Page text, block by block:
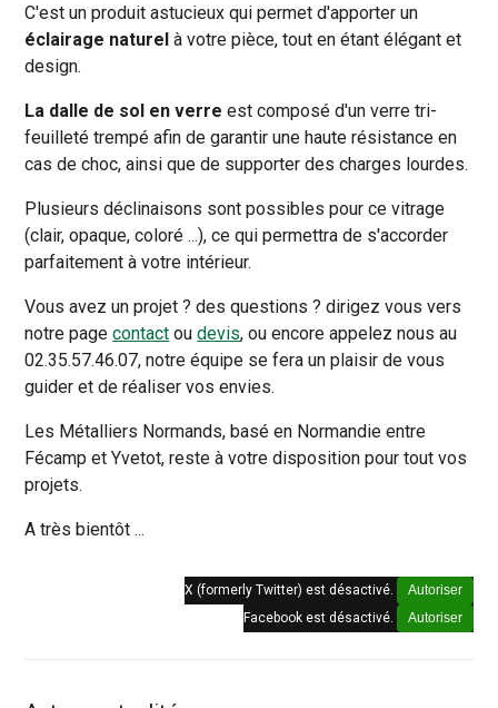
C'est un produit astucieux qui permet d'apporter un
éclairage naturel à votre pièce, tout en étant élégant et
design.
La dalle de sol en verre est composé d'un verre tri-
feuilleté trempé afin de garantir une haute résistance en
cas de choc, ainsi que de supporter des charges lourdes.
Plusieurs déclinaisons sont possibles pour ce vitrage
(clair, opaque, coloré ...), ce qui permettra de s'accorder
parfaitement à votre intérieur.
Vous avez un projet ? des questions ? dirigez vous vers
notre pagecontact oudevis, ou encore appelez nous au
02.35.57.46.07, notre équipe se fera un plaisir de vous
guider et de réaliser vos envies.
Les Métalliers Normands, basé en Normandie entre
Fécamp et Yvetot, reste à votre disposition pour tout vos
projets.
A très bientôt ...
X (formerly Twitter) est désactivé.
Autoriser
Facebook est désactivé.
Autoriser